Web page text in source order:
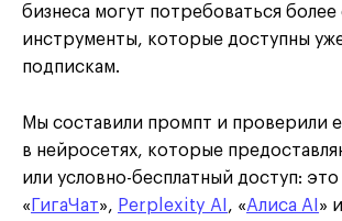
бизнеса могут потребоваться более
инструменты, которые доступны
подпискам.
Мы составили промпт и проверили
в нейросетях, которые
или условно-бесплатный доступ: это
« ГигаЧат», Perplexity AI , «Алиса AI » и